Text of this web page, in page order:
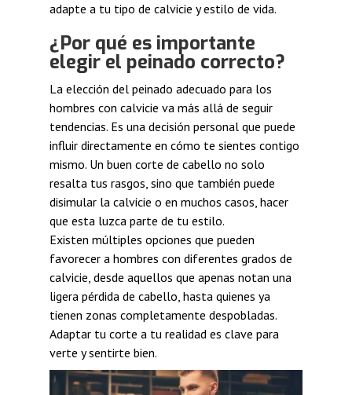
adapte a tu tipo de calvicie y estilo de vida.
¿Por qué es importante
elegir el peinado correcto?
La elección del peinado adecuado para los
hombres con calvicie va más allá de seguir
tendencias. Es una decisión personal que puede
influir directamente en cómo te sientes contigo
mismo. Un buen corte de cabello no solo
resalta tus rasgos, sino que también puede
disimular la calvicie o en muchos casos, hacer
que esta luzca parte de tu estilo.
Existen múltiples opciones que pueden
favorecer a hombres con diferentes grados de
calvicie, desde aquellos que apenas notan una
ligera pérdida de cabello, hasta quienes ya
tienen zonas completamente despobladas.
Adaptar tu corte a tu realidad es clave para
verte y sentirte bien.